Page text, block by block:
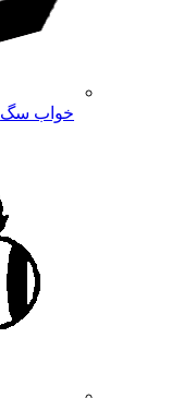
خواب سگ